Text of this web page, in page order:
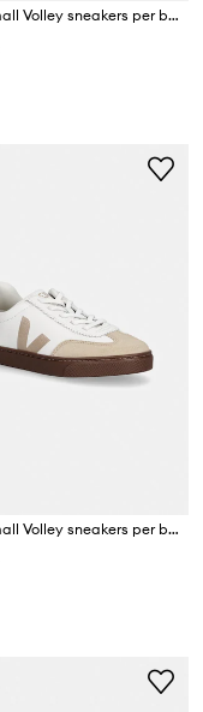
Veja Small Volley sneakers per bambini in scamoscio
Veja Small Volley sneakers per bambini in pelle